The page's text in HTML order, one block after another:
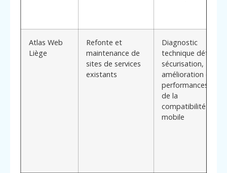
Atlas Web
Liège
Refonte et
maintenance de
sites de services
existants
Diagnostic
technique détaillé,
sécurisation,
amélioration des
performances et
de la
compatibilité
mobile